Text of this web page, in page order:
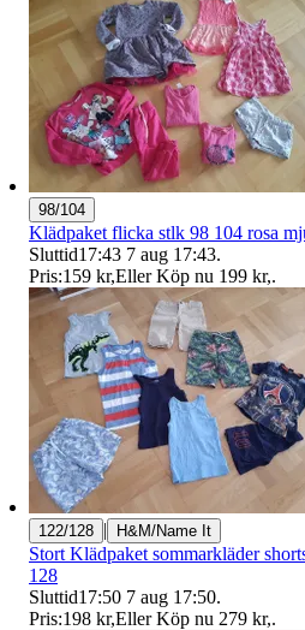
98/104
Klädpaket flicka stlk 98 104 rosa
Sluttid17:43 7 aug 17:43.
Pris:159 kr,Eller Köp nu 199 kr,.
122/128 | H&M/Name It
Stort Klädpaket sommarkläder
128
Sluttid17:50 7 aug 17:50.
Pris:198 kr,Eller Köp nu 279 kr,.